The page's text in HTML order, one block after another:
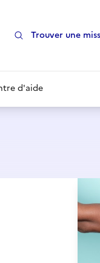
Trouver une
d'aide